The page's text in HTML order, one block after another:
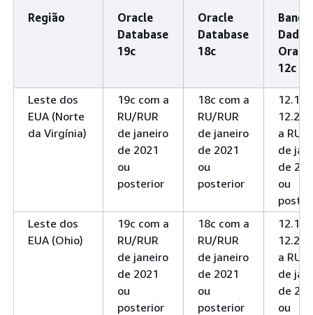
Região
Oracle
Database
19c
Oracle
Database
18c
Dados
Oracle
12c
Leste dos
EUA (Norte
da Virgínia)
19c com a
RU/RUR
de janeiro
de 2021
ou
posterior
18c com a
RU/RUR
de janeiro
de 2021
ou
posterior
12.1 e
12.2
a RU/
de
de
ou
Leste dos
EUA (Ohio)
19c com a
RU/RUR
de janeiro
de 2021
ou
posterior
18c com a
RU/RUR
de janeiro
de 2021
ou
posterior
12.1 e
12.2
a RU/
de
de
ou